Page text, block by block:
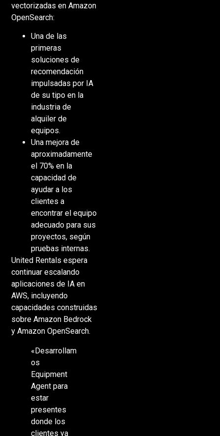
vectorizadas en Amazon
OpenSearch:
Una de las
primeras
soluciones de
recomendación
impulsadas por IA
de su tipo en la
industria de
alquiler de
equipos.
Una mejora de
aproximadamente
el 70% en la
capacidad de
ayudar a los
clientes a
encontrar el equipo
adecuado para sus
proyectos, según
pruebas internas.
United Rentals espera
continuar escalando
aplicaciones de IA en
AWS, incluyendo
capacidades construidas
sobre Amazon Bedrock
y Amazon OpenSearch.
«Desarrollam
os
Equipment
Agent para
estar
presentes
donde los
clientes ya